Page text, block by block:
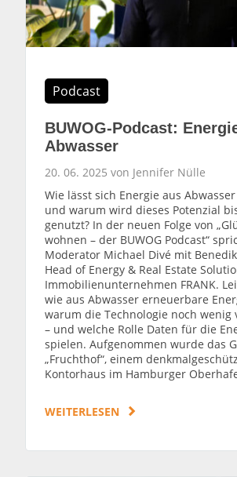
Podcast
BUWOG-Podcast:
Abwasser
20. 06. 2025 von Jennifer Nülle
Wie lässt sich Energie aus
und warum wird dieses Potenzial
genutzt? In der neuen Folge von
wohnen – der BUWOG Podcast“
Moderator Michael Divé mit
Head of Energy & Real Estate
Immobilienunternehmen FRANK.
wie aus Abwasser erneuerbare
warum die Technologie noch
– und welche Rolle Daten für die
spielen. Aufgenommen wurde das
„Fruchthof“, einem
Kontorhaus im Hamburger
WEITERLESEN